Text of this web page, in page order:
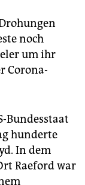
noch
um ihr
Corona-
Bundesstaat
hunderte
In dem
Raeford war